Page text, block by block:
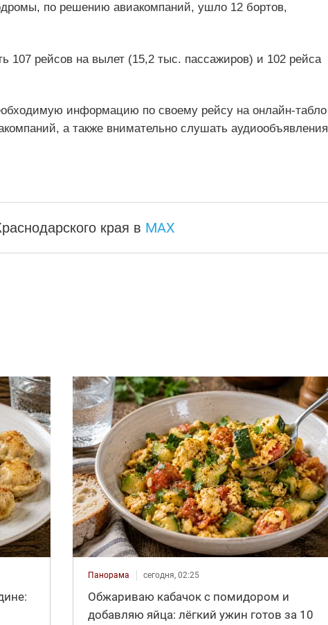
по решению авиакомпаний, ушло 12 бортов,
107 рейсов на вылет (15,2 тыс. пассажиров) и 102 рейса
информацию по своему рейсу на онлайн-табло
а также внимательно слушать аудиообъявления
края в MAX
Панорама сегодня, 02:25
Обжариваю кабачок с помидором и
добавляю яйца: лёгкий ужин готов за 10